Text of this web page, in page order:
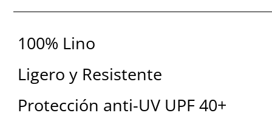
100% Lino
Ligero y Resistente
Protección anti-UV UPF 40+